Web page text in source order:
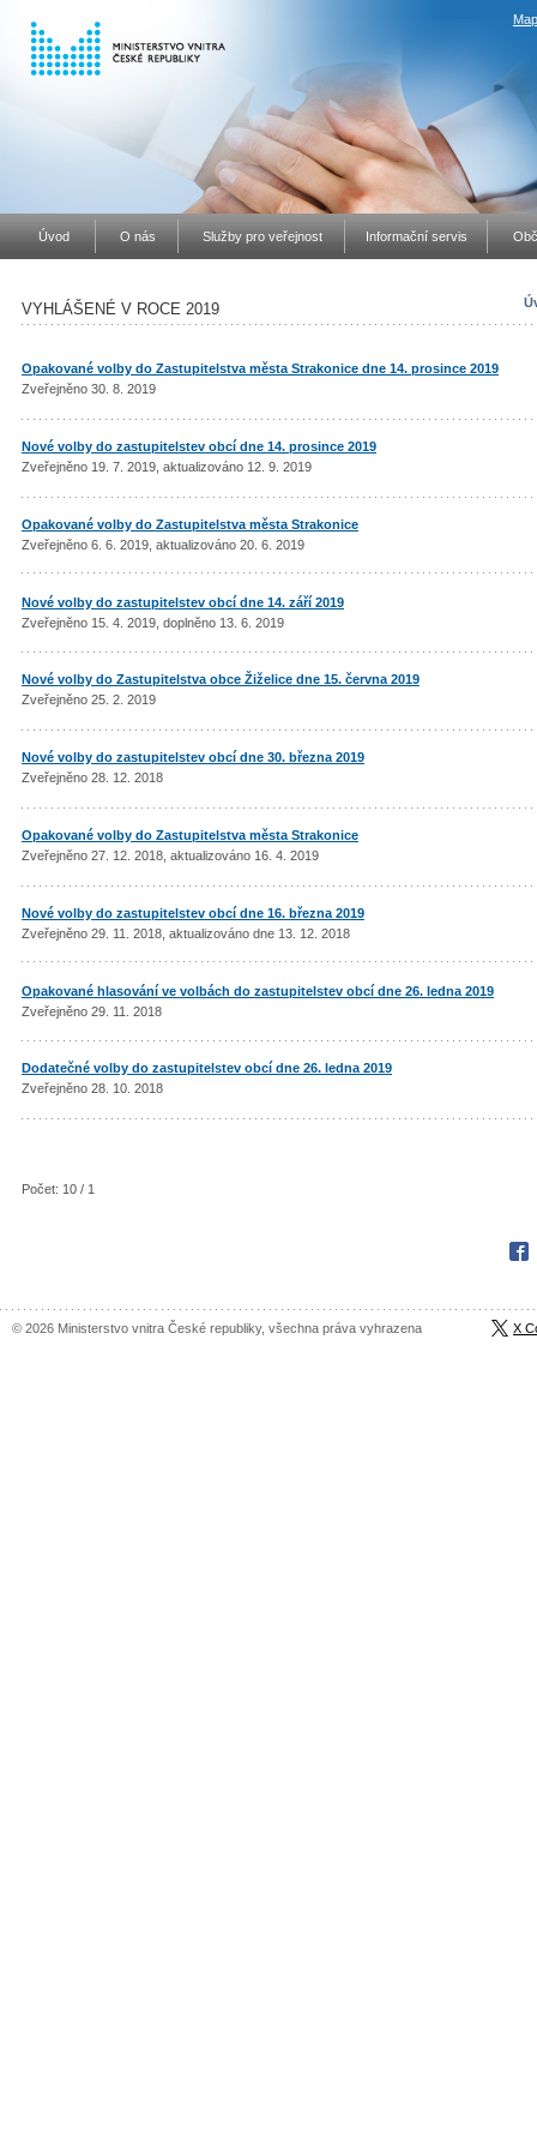
Úvod O nás Služby pro veřejnost Informační servis
VYHLÁŠENÉ V ROCE 2019
Opakované volby do Zastupitelstva města Strakonice dne 14. prosince 2019
Zveřejněno 30. 8. 2019
Nové volby do zastupitelstev obcí dne 14. prosince 2019
Zveřejněno 19. 7. 2019, aktualizováno 12. 9. 2019
Opakované volby do Zastupitelstva města Strakonice
Zveřejněno 6. 6. 2019, aktualizováno 20. 6. 2019
Nové volby do zastupitelstev obcí dne 14. září 2019
Zveřejněno 15. 4. 2019, doplněno 13. 6. 2019
Nové volby do Zastupitelstva obce Žiželice dne 15. června 2019
Zveřejněno 25. 2. 2019
Nové volby do zastupitelstev obcí dne 30. března 2019
Zveřejněno 28. 12. 2018
Opakované volby do Zastupitelstva města Strakonice
Zveřejněno 27. 12. 2018, aktualizováno 16. 4. 2019
Nové volby do zastupitelstev obcí dne 16. března 2019
Zveřejněno 29. 11. 2018, aktualizováno dne 13. 12. 2018
Opakované hlasování ve volbách do zastupitelstev obcí dne 26. ledna 2019
Zveřejněno 29. 11. 2018
Dodatečné volby do zastupitelstev obcí dne 26. ledna 2019
Zveřejněno 28. 10. 2018
Počet: 10 / 1
© 2026 Ministerstvo vnitra České republiky, všechna práva vyhrazena X